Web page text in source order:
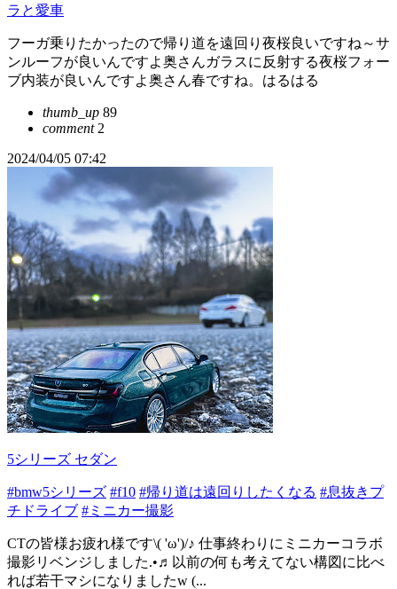
ラと愛車
フーガ乗りたかったので帰り道を遠回り夜桜良いですね～サ
ンルーフが良いんですよ奥さんガラスに反射する夜桜フォー
ブ内装が良いんですよ奥さん春ですね。はるはる
thumb_up 89
comment2
2024/04/05 07:42
5シリーズ セダン
#bmw5シリーズ #f10 #帰り道は遠回りしたくなる #息抜きプ
チドライブ #ミニカー撮影
CTの皆様お疲れ様です\( 'ω')/♪ 仕事終わりにミニカーコラボ
撮影リベンジしました.•♬以前の何も考えてない構図に比べ
れば若干マシになりましたw (...